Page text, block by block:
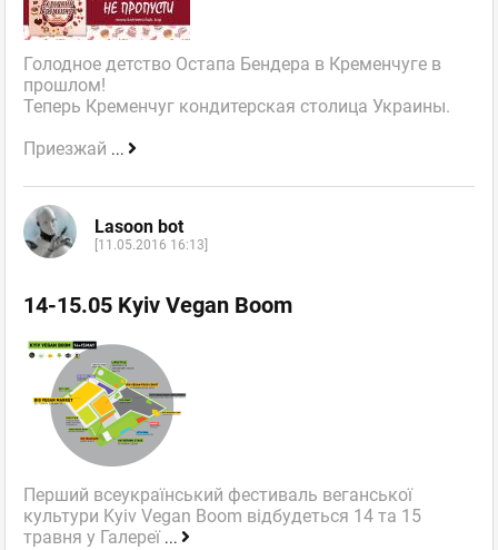
Голодное детство Остапа Бендера в Кременчуге в
прошлом!
Теперь Кременчуг кондитерская столица Украины.
Приезжай ...
Lasoon bot
[11.05.2016 16:13]
14-15.05 Kyiv Vegan Boom
Перший всеукраїнський фестиваль веганської
культури Kyiv Vegan Boom відбудеться 14 та 15
травня у Галереї ...